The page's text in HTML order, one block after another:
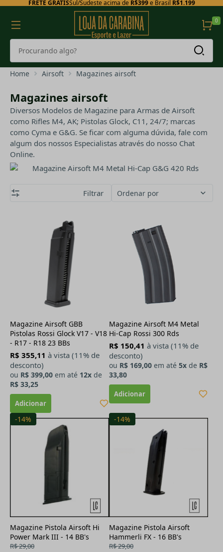
FRETE GRÁTISSul/Sudeste acima de R$399e Brasil R$1.199
0
Home Airsoft Magazines airsoft
Magazines airsoft
Diversos Modelos de Magazine para Armas de Airsoft
como Rifles M4, AK; Pistolas Glock, C11, 24/7; marcas
como Cyma e G&G. Se ficar com alguma dúvida, fale com
algum dos nossos Especialistas através do nosso Chat
Online.
Filtrar Ordenar por
Magazine Airsoft GBB
Pistolas Rossi Glock V17 - V18
- R17 - R18 23 BBs
R$ 355,11 à vista (11% de
desconto)
ou R$ 399,00 em até 12x de
R$ 33,25
Magazine Airsoft M4 Metal
Hi-Cap Rossi 300 Rds
R$ 150,41 à vista (11% de
desconto)
ou R$ 169,00 em até 5x de R$
33,80
-14%
Magazine Pistola Airsoft Hi
Power Mark III - 14 BB's
R$ 29,00
-14%
Magazine Pistola Airsoft
Hammerli FX - 16 BB's
R$ 29,00